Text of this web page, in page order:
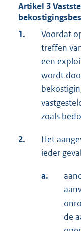
Artikel 3
1.
Voordat
treffen
een
wordt
zoals
2.
Het
ieder
a.
de